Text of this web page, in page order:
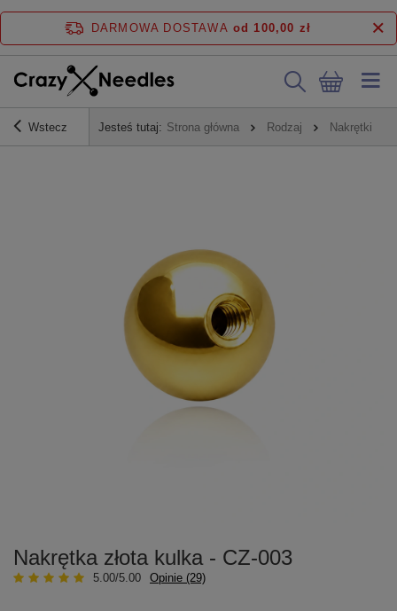
DARMOWA DOSTAWA od 100,00 zł
Wstecz Jesteś tutaj: Strona główna Rodzaj Nakrętki do
Nakrętka złota kulka - CZ-003
5.00/5.00 Opinie (29)